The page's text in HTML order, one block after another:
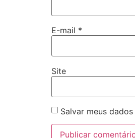
E-mail *
Site
Salvar meus